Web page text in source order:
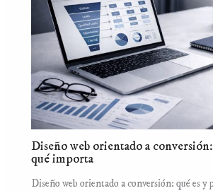
Diseño web orientado a
qué importa
Diseño web orientado a conversión: qué es y